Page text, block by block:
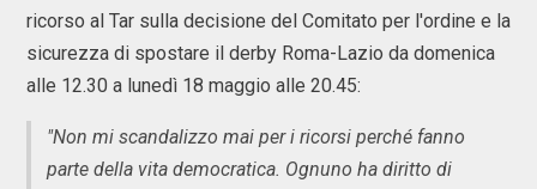
ricorso al Tar sulla decisione del Comitato per l'ordine e la
sicurezza di spostare il derby Roma-Lazio da domenica
alle 12.30 a lunedì 18 maggio alle 20.45:
"Non mi scandalizzo mai per i ricorsi perché fanno
parte della vita democratica. Ognuno ha diritto di